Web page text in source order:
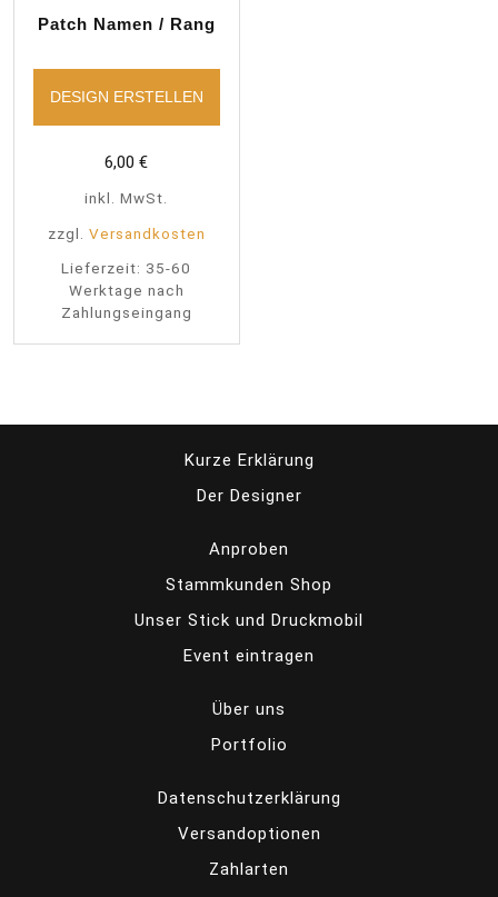
Patch Namen / Rang
DESIGN ERSTELLEN
6,00€
inkl. MwSt.
zzgl. Versandkosten
Lieferzeit: 35-60
Werktage nach
Zahlungseingang
Kurze Erklärung
Der Designer
Anproben
Stammkunden Shop
Unser Stick und Druckmobil
Event eintragen
Über uns
Portfolio
Datenschutzerklärung
Versandoptionen
Zahlarten